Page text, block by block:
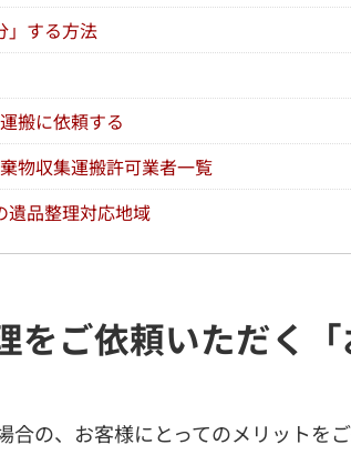
」する方法
搬に依頼する
物収集運搬許可業者一覧
遺品整理対応地域
ご依頼いただく「
の、お客様にとってのメリットをご